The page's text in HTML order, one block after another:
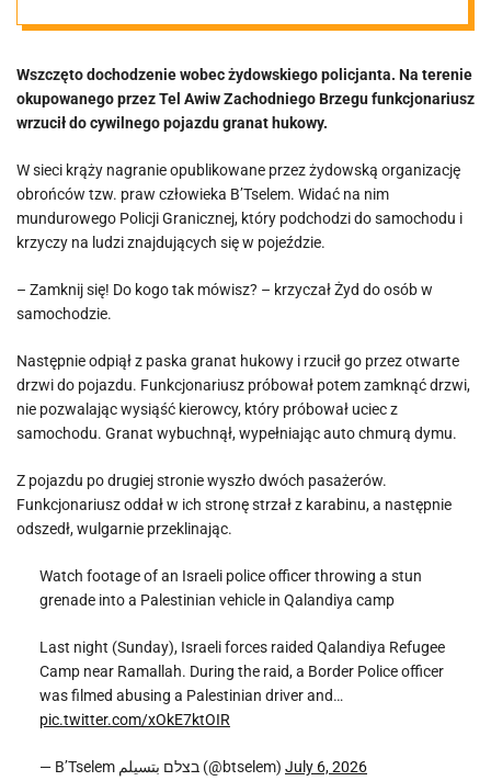
hukowy do
samochodu.
Wszczęto
dochodzenie
[VIDEO]
Wszczęto dochodzenie wobec żydowskiego policjanta. Na terenie
okupowanego przez Tel Awiw Zachodniego Brzegu funkcjonariusz
wrzucił do cywilnego pojazdu granat hukowy.
W sieci krąży nagranie opublikowane przez żydowską organizację
obrońców tzw. praw człowieka B’Tselem. Widać na nim
mundurowego Policji Granicznej, który podchodzi do samochodu i
krzyczy na ludzi znajdujących się w pojeździe.
– Zamknij się! Do kogo tak mówisz? – krzyczał Żyd do osób w
samochodzie.
Następnie odpiął z paska granat hukowy i rzucił go przez otwarte
drzwi do pojazdu. Funkcjonariusz próbował potem zamknąć drzwi,
nie pozwalając wysiąść kierowcy, który próbował uciec z
samochodu. Granat wybuchnął, wypełniając auto chmurą dymu.
Z pojazdu po drugiej stronie wyszło dwóch pasażerów.
Funkcjonariusz oddał w ich stronę strzał z karabinu, a następnie
odszedł, wulgarnie przeklinając.
Watch footage of an Israeli police officer throwing a stun
grenade into a Palestinian vehicle in Qalandiya camp
Last night (Sunday), Israeli forces raided Qalandiya Refugee
Camp near Ramallah. During the raid, a Border Police officer
was filmed abusing a Palestinian driver and…
pic.twitter.com/xOkE7ktOIR
— B’Tselem בצלם بتسيلم (@btselem) July 6, 2026